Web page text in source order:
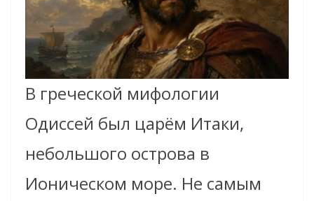
В греческой мифологии
Одиссей был царём Итаки,
небольшого острова в
Ионическом море. Не самым